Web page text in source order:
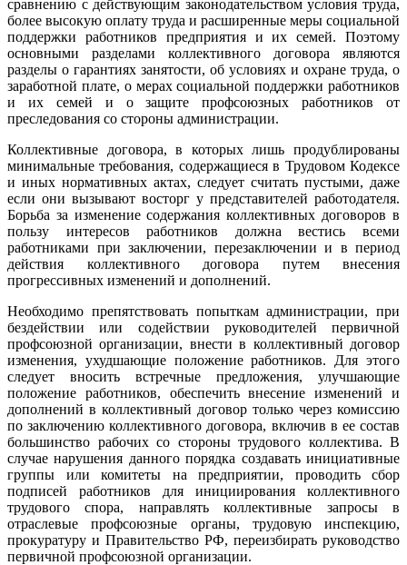
сравнению с действующим законодательством условия труда,
более высокую оплату труда и расширенные меры социальной
поддержки работников предприятия и их семей. Поэтому
основными разделами коллективного договора являются
разделы о гарантиях занятости, об условиях и охране труда, о
заработной плате, о мерах социальной поддержки работников
и их семей и о защите профсоюзных работников от
преследования со стороны администрации.
Коллективные договора, в которых лишь продублированы
минимальные требования, содержащиеся в Трудовом Кодексе
и иных нормативных актах, следует считать пустыми, даже
если они вызывают восторг у представителей работодателя.
Борьба за изменение содержания коллективных договоров в
пользу интересов работников должна вестись всеми
работниками при заключении, перезаключении и в период
действия коллективного договора путем внесения
прогрессивных изменений и дополнений.
Необходимо препятствовать попыткам администрации, при
бездействии или содействии руководителей первичной
профсоюзной организации, внести в коллективный договор
изменения, ухудшающие положение работников. Для этого
следует вносить встречные предложения, улучшающие
положение работников, обеспечить внесение изменений и
дополнений в коллективный договор только через комиссию
по заключению коллективного договора, включив в ее состав
большинство рабочих со стороны трудового коллектива. В
случае нарушения данного порядка создавать инициативные
группы или комитеты на предприятии, проводить сбор
подписей работников для инициирования коллективного
трудового спора, направлять коллективные запросы в
отраслевые профсоюзные органы, трудовую инспекцию,
прокуратуру и Правительство РФ, переизбирать руководство
первичной профсоюзной организации.